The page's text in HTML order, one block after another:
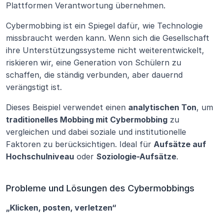
Plattformen Verantwortung übernehmen.
Cybermobbing ist ein Spiegel dafür, wie Technologie
missbraucht werden kann. Wenn sich die Gesellschaft
ihre Unterstützungssysteme nicht weiterentwickelt,
riskieren wir, eine Generation von Schülern zu
schaffen, die ständig verbunden, aber dauernd
verängstigt ist.
Dieses Beispiel verwendet einen analytischen Ton
traditionelles Mobbing mit Cybermobbing zu
vergleichen und dabei soziale und institutionelle
Faktoren zu berücksichtigen. Ideal für Aufsätze auf
Hochschulniveau oder Soziologie-Aufsätze.
Probleme und Lösungen des Cybermobbings
„Klicken, posten, verletzen“